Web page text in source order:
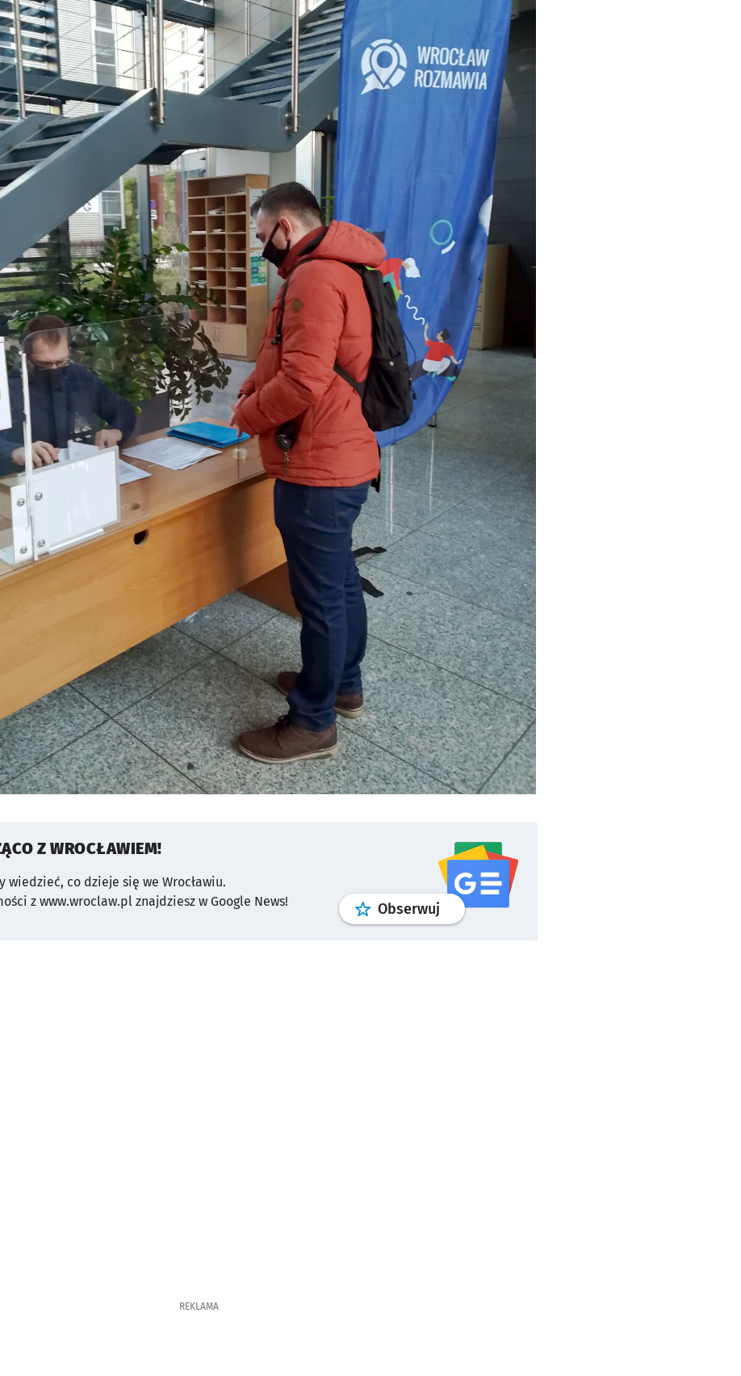
Z WROCŁAWIEM!
wiedzieć, co dzieje się we Wrocławiu.
z www.wroclaw.pl znajdziesz w Google News!
Obserwuj profilgoogle news
REKLAMA